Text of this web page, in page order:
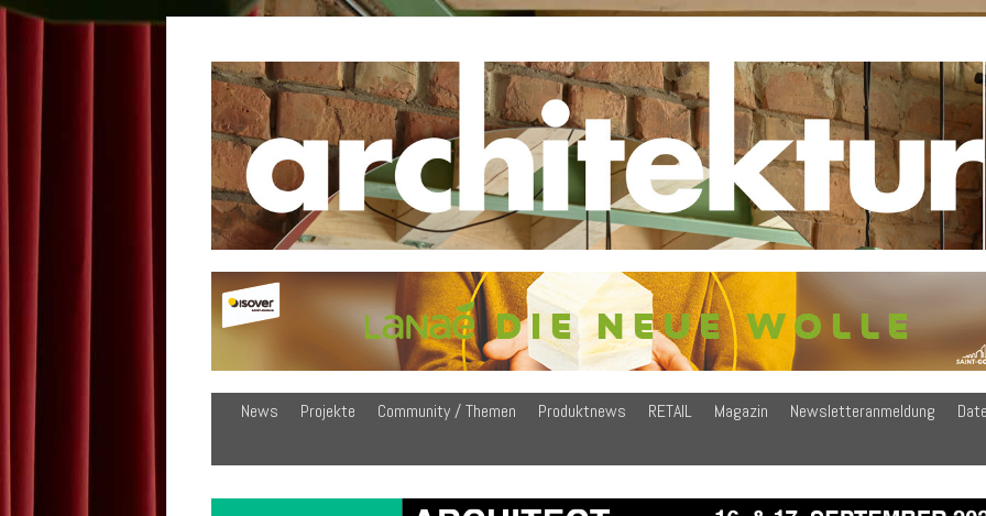
News Projekte Community / Themen Produktnews RETAIL Magazin Newsletteranmeldung